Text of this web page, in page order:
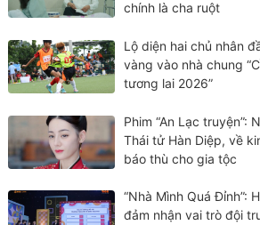
chính là cha ruột
Lộ diện hai chủ nhân
vàng vào nhà chung
tương lai 2026”
Phim “An Lạc truyện”:
Thái tử Hàn Diệp, về
báo thù cho gia tộc
“Nhà Mình Quá Đỉnh”:
đảm nhận vai trò đội